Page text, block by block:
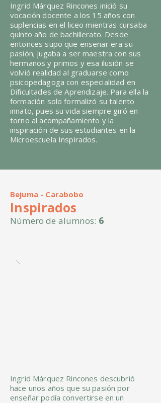
Ingrid Márquez Rincones inició su
vocación docente a los 15 años con
suplencias en el liceo mientras cursaba
quinto año de bachillerato. Desde
entonces supo que enseñar era su
pasión; jugaba a ser maestra con sus
hermanos y primos y esa ilusión se
volvió realidad al graduarse como
psicopedagoga con especialidad en
Dificultades de Aprendizaje. Para ella la
formación solo formalizó su talento
innato, pues su vida siempre giró en
torno al acompañamiento y la
inspiración de sus estudiantes en la
Microescuela Inspirados.
Bejuma - Carabobo
Inspirados
Número de alumnos: 6
Ingrid Márquez Rincones descubrió
hace unos años que su pasión por
enseñar podía convertirse en un